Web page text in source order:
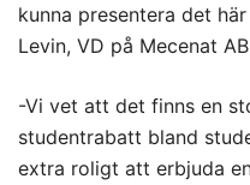
kunna presentera det
Levin, VD på Mecenat
-Vi vet att det finns en
studentrabatt bland
extra roligt att erbjuda